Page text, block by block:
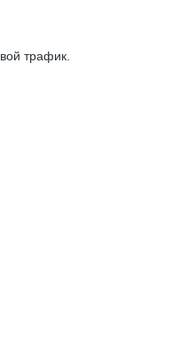
трафик.